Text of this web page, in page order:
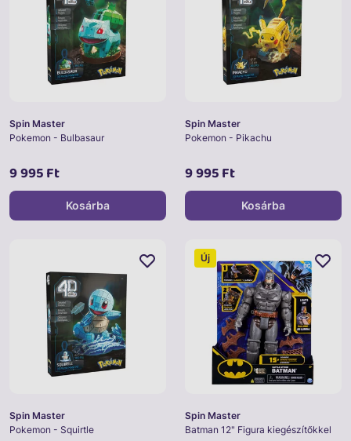
Spin Master
Pokemon - Bulbasaur
9 995 Ft
Kosárba
Spin Master
Pokemon - Pikachu
9 995 Ft
Kosárba
Spin Master
Pokemon - Squirtle
Spin Master
Batman 12" Figura kiegészítőkkel
Új